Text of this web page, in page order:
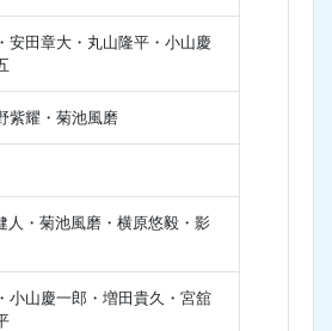
安田章大・丸山隆平・小山慶
紫耀・菊池風磨
人・菊池風磨・横原悠毅・影
小山慶一郎・増田貴久・宮舘